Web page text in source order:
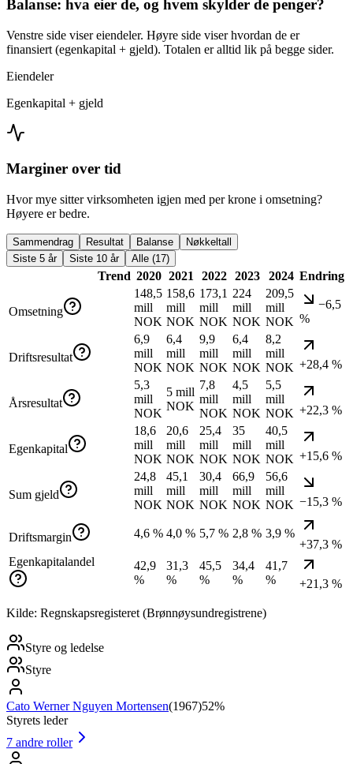
Balanse: hva eier de, og hvem skylder de penger?
Venstre side viser eiendeler. Høyre side viser hvordan de er
finansiert (egenkapital + gjeld). Totalen er alltid lik på begge sider.
Eiendeler
Egenkapital + gjeld
Marginer over tid
Hvor mye sitter virksomheten igjen med per krone i omsetning?
Høyere er bedre.
Sammendrag Resultat Balanse
Nøkkeltall
Siste 5 år
Siste 10 år Alle (17)
Trend 2020 2021 2022 2023 2024 Endring
Omsetning
148,5
mill
NOK
158,6
mill
NOK
173,1
mill
NOK
224
mill
NOK
209,5
mill
NOK
−6,5
%
Driftsresultat
6,9
mill
NOK
6,4
mill
NOK
9,9
mill
NOK
6,4
mill
NOK
8,2
mill
NOK +28,4 %
Årsresultat
5,3
mill
NOK
5 mill
NOK
7,8
mill
NOK
4,5
mill
NOK
5,5
mill
NOK +22,3 %
Egenkapital
18,6
mill
NOK
20,6
mill
NOK
25,4
mill
NOK
35
mill
NOK
40,5
mill
NOK +15,6 %
Sum gjeld
24,8
mill
NOK
45,1
mill
NOK
30,4
mill
NOK
66,9
mill
NOK
56,6
mill
NOK −15,3 %
Driftsmargin 4,6 % 4,0 % 5,7 % 2,8 % 3,9 %
+37,3 %
Egenkapitalandel
42,9
%
31,3
%
45,5
%
34,4
%
41,7
%
+21,3 %
Kilde: Regnskapsregisteret (Brønnøysundregistrene)
Styre og ledelse
Styre
Cato Werner Nguyen Mortensen(1967)52%
Styrets leder
7 andre roller